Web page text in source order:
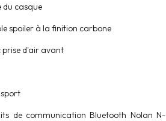
du casque
spoiler à la finition carbone
prise d'air avant
de communication Bluetooth Nolan N-